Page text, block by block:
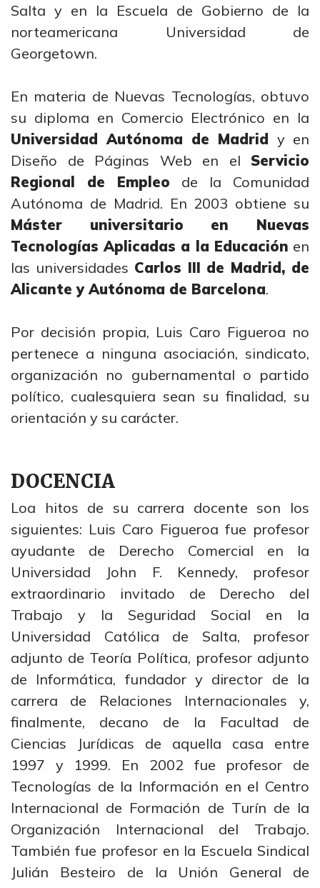
Salta y en la Escuela de Gobierno de la
norteamericana Universidad de
Georgetown.
En materia de Nuevas Tecnologías, obtuvo
su diploma en Comercio Electrónico en la
Universidad Autónoma de Madrid y en
Diseño de Páginas Web en el Servicio
Regional de Empleo de la Comunidad
Autónoma de Madrid. En 2003 obtiene su
Máster universitario en Nuevas
Tecnologías Aplicadas a la Educación en
las universidades Carlos III de Madrid, de
Alicante y Autónoma de Barcelona.
Por decisión propia, Luis Caro Figueroa no
pertenece a ninguna asociación, sindicato,
organización no gubernamental o partido
político, cualesquiera sean su finalidad, su
orientación y su carácter.
DOCENCIA
Loa hitos de su carrera docente son los
siguientes: Luis Caro Figueroa fue profesor
ayudante de Derecho Comercial en la
Universidad John F. Kennedy, profesor
extraordinario invitado de Derecho del
Trabajo y la Seguridad Social en la
Universidad Católica de Salta, profesor
adjunto de Teoría Política, profesor adjunto
de Informática, fundador y director de la
carrera de Relaciones Internacionales y,
finalmente, decano de la Facultad de
Ciencias Jurídicas de aquella casa entre
1997 y 1999. En 2002 fue profesor de
Tecnologías de la Información en el Centro
Internacional de Formación de Turín de la
Organización Internacional del Trabajo.
También fue profesor en la Escuela Sindical
Julián Besteiro de la Unión General de